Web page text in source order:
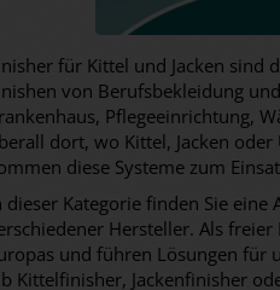
für Kittel und Jacken sind
von Berufsbekleidung
Pflegeeinrichtung,
dort, wo Kittel, Jacken
diese Systeme zum
dieser Kategorie finden Sie eine
Hersteller. Als
und führen Lösungen für
Kittelfinisher, Jackenfinisher